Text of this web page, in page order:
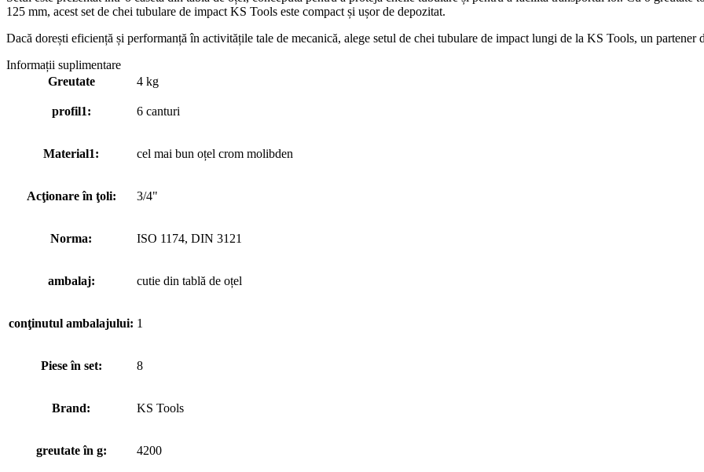
125 mm, acest set de chei tubulare de impact KS Tools este compact și ușor de depozitat.
Dacă dorești eficiență și performanță în activitățile tale de mecanică, alege setul de chei tubulare de impact lungi de la KS Tools, un
Informații suplimentare
Greutate
4 kg
profil1: 6 canturi
Material1: cel mai bun oțel crom molibden
Acţionare în ţoli: 3/4"
Norma: ISO 1174, DIN 3121
ambalaj: cutie din tablă de oțel
conţinutul ambalajului: 1
Piese în set: 8
Brand: KS Tools
greutate în g: 4200